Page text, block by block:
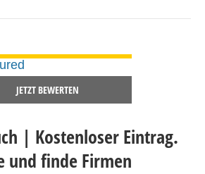
JETZT BEWERTEN
| Kostenloser Eintrag.
und finde Firmen